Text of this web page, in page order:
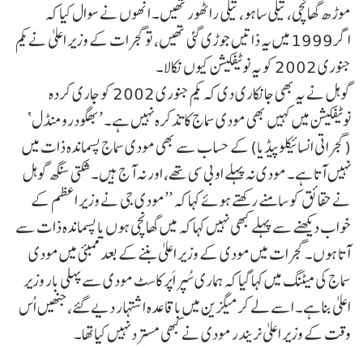
موڑھ گھانچی، تیلی ساہو، تیلی راٹھور تھیں۔ انھوں نے سوال کیا کہ
اگر 1999 میں یہ ذاتیں جوڑی گئی تھیں، تو گجرات کے وزیر اعلیٰ نے یکم
جنوری 2002 کو یہ نوٹیفکیشن کیوں نکالا۔
گوہل نے یہ بھی جانکاری دی کہ یکم جنوری 2002 کو جاری کردہ
نوٹیفکیشن میں کہیں بھی مودی سماج کا تذکرہ نہیں ہے۔ ’بھگودرومنڈل‘
(گجراتی انسائیکلوپیڈیا) کے حساب سے بھی مودی سماج پسماندہ ذات میں
نہیں آتا ہے۔ مودی نہ پہلے او بی سی تھے، اور نہ آج ہیں۔ شکتی سنگھ گوہل
نے حقائق کو سامنے رکھتے ہوئے کہا کہ ’’مودی جی نے وزیر اعظم کے
خواب دیکھنے سے پہلے کبھی نہیں کہا کہ میں گھانچی ہوں یا پسماندہ ذات سے
آتا ہوں۔ گجرات میں مودی کے وزیر اعلیٰ بننے کے بعد ممبئی میں مودی
سماج کی میٹنگ میں کہا گیا کہ ہماری سُپر اَپر کاسٹ مودی سے پہلی بار وزیر
اعلیٰ بنا ہے۔ اسے لے کر میگزین میں باقاعدہ اشتہار دیے گئے، جنھیں اُس
وقت کے وزیر اعلیٰ نریندر مودی نے کبھی مسترد نہیں کیاتھا۔